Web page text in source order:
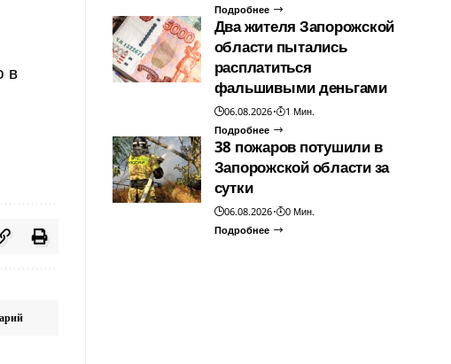
в
Подробнее
Два жителя Запорожской
области пытались
расплатиться
фальшивыми деньгами
06.08.2026
1 Мин.
Подробнее
38 пожаров потушили в
Запорожской области за
сутки
06.08.2026
0 Мин.
Подробнее